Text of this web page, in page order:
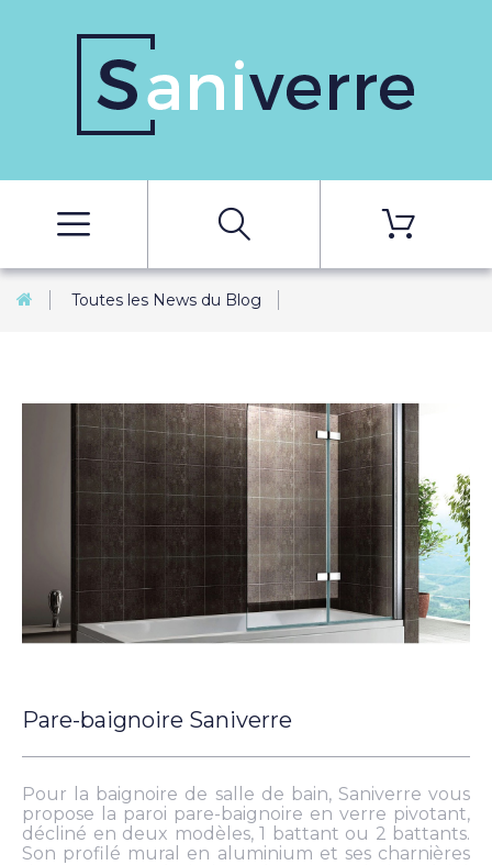
Toutes les News du Blog
Pare-baignoire Saniverre
Pour la baignoire de salle de bain, Saniverre vous
propose la paroi pare-baignoire en verre pivotant,
décliné en deux modèles, 1 battant ou 2 battants.
Son profilé mural en aluminium et ses charnières